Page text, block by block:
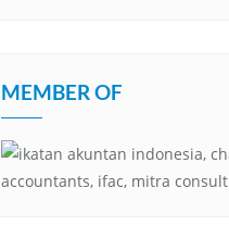
MEMBER OF